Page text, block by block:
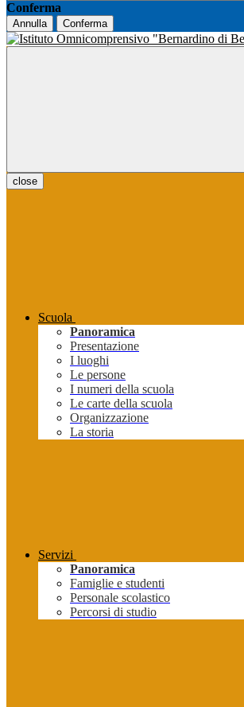
Conferma
Annulla Conferma
close
Scuola
Panoramica
Presentazione
I luoghi
Le persone
I numeri della scuola
Le carte della scuola
Organizzazione
La storia
Servizi
Panoramica
Famiglie e studenti
Personale scolastico
Percorsi di studio